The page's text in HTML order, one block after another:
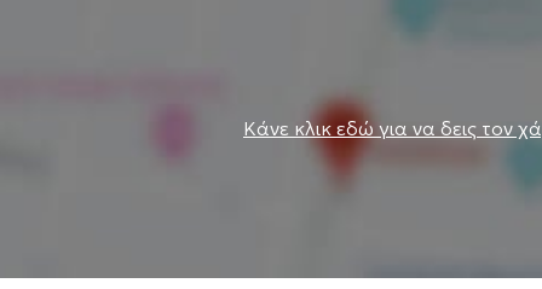
Κάνε κλικ εδώ για να δεις τον